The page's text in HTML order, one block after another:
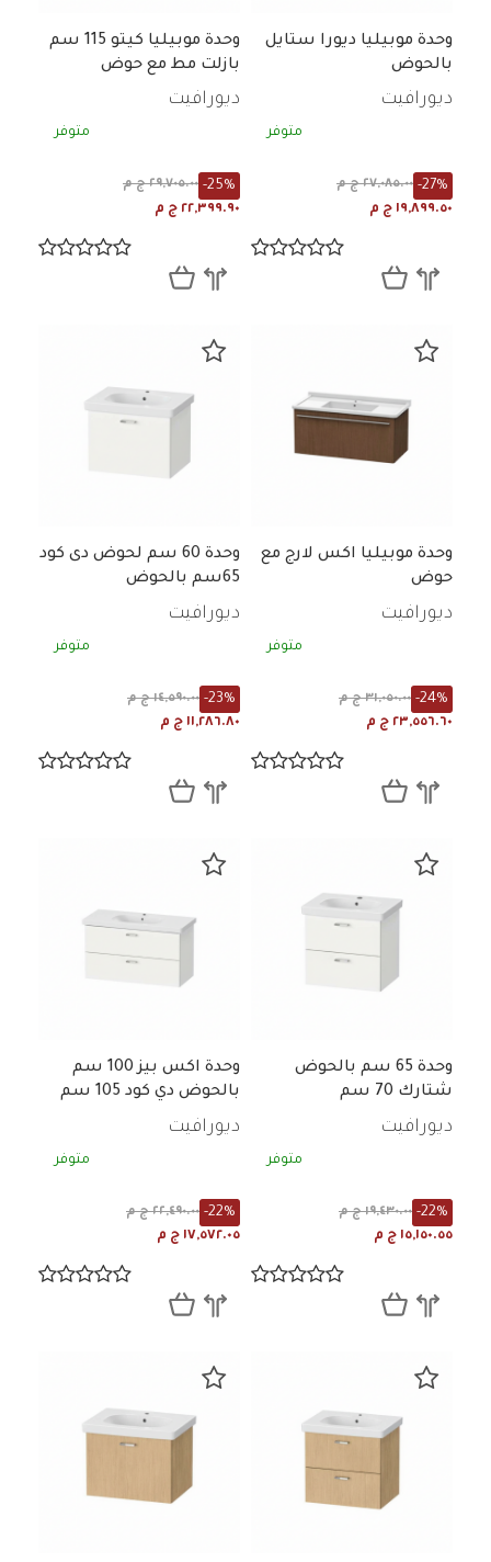
وحدة موبيليا ديورا ستايل
بالحوض
ديورافيت
متوفر
٢٧,٠٨٥.٠٠ ج م -27%
١٩,٨٩٩.٥٠ ج م
وحدة موبيليا كيتو 115 سم
بازلت مط مع حوض
ديورافيت
متوفر
٢٩,٧٠٥.٠٠ ج م -25%
٢٢,٣٩٩.٩٠ ج م
وحدة موبيليا اكس لارج مع
حوض
ديورافيت
متوفر
٣١,٠٥٠.٠٠ ج م -24%
٢٣,٥٥٦.٦٠ ج م
وحدة 60 سم لحوض دى كود
65سم بالحوض
ديورافيت
متوفر
١٤,٥٩٠.٠٠ ج م -23%
١١,٢٨٦.٨٠ ج م
وحدة 65 سم بالحوض
شتارك 70 سم
ديورافيت
متوفر
١٩,٤٣٠.٠٠ ج م -22%
١٥,١٥٠.٥٥ ج م
وحدة اكس بيز 100 سم
بالحوض دي كود 105 سم
ديورافيت
متوفر
٢٢,٤٩٠.٠٠ ج م -22%
١٧,٥٧٢.٠٥ ج م